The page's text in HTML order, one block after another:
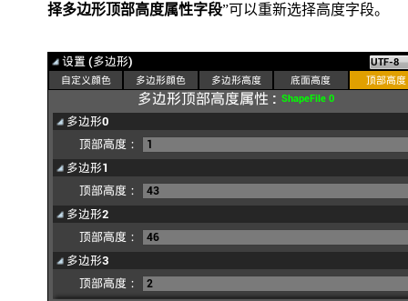
择多边形顶部高度属性字段”可以重新选择高度字段。